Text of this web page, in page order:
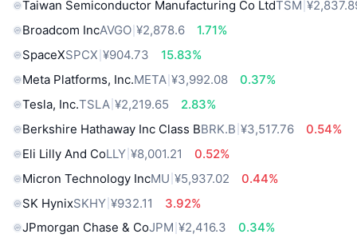
Taiwan Semiconductor Manufacturing Co LtdTSM
Broadcom IncAVGO ¥2,878.6
1.71%
SpaceXSPCX ¥904.73
15.83%
Meta Platforms, Inc.META ¥3,992.08
0.37%
Tesla, Inc.TSLA ¥2,219.65
2.83%
Berkshire Hathaway Inc Class BBRK.B ¥3,517.76
0.54%
Eli Lilly And CoLLY ¥8,001.21
0.52%
Micron Technology IncMU ¥5,937.02
0.44%
SK HynixSKHY ¥932.11
3.92%
JPmorgan Chase & CoJPM ¥2,416.3
0.34%